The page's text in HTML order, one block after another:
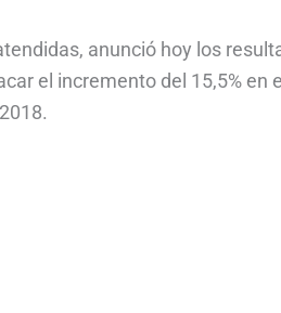
anunció hoy los
el incremento del 15,5% en el